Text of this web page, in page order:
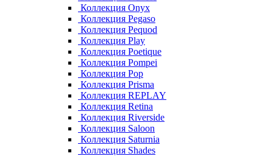
Коллекция Onyx
Коллекция Pegaso
Коллекция Pequod
Коллекция Play
Коллекция Poetique
Коллекция Pompei
Коллекция Pop
Коллекция Prisma
Коллекция REPLAY
Коллекция Retina
Коллекция Riverside
Коллекция Saloon
Коллекция Saturnia
Коллекция Shades